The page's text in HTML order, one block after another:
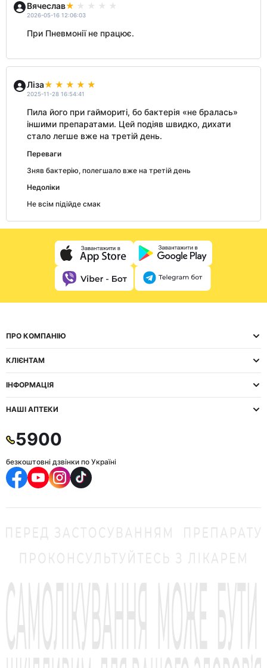
Вячеслав
2026-05-16 12:06:03
При Пневмонії не працює.
Ліза
2025-11-28 16:54:41
Пила його при гаймориті, бо бактерія «не бралась»
іншими препаратами. Цей подіяв швидко, дихати
стало легше вже на третій день.
Переваги
Зняв бактерію, полегшало вже на третій день
Недоліки
Не всім підійде смак
ПРО КОМПАНІЮ
КЛІЄНТАМ
ІНФОРМАЦІЯ
НАШІ АПТЕКИ
5900
безкоштовні дзвінки по Україні